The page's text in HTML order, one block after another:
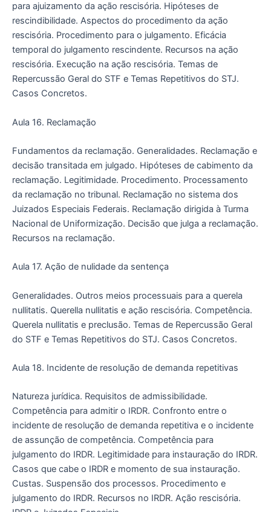
para ajuizamento da ação rescisória. Hipóteses de
rescindibilidade. Aspectos do procedimento da ação
rescisória. Procedimento para o julgamento. Eficácia
temporal do julgamento rescindente. Recursos na ação
rescisória. Execução na ação rescisória. Temas de
Repercussão Geral do STF e Temas Repetitivos do STJ.
Casos Concretos.
Aula 16. Reclamação
Fundamentos da reclamação. Generalidades. Reclamação e
decisão transitada em julgado. Hipóteses de cabimento da
reclamação. Legitimidade. Procedimento. Processamento
da reclamação no tribunal. Reclamação no sistema dos
Juizados Especiais Federais. Reclamação dirigida à Turma
Nacional de Uniformização. Decisão que julga a reclamação.
Recursos na reclamação.
Aula 17. Ação de nulidade da sentença
Generalidades. Outros meios processuais para a querela
nullitatis. Querella nullitatis e ação rescisória. Competência.
Querela nullitatis e preclusão. Temas de Repercussão Geral
do STF e Temas Repetitivos do STJ. Casos Concretos.
Aula 18. Incidente de resolução de demanda repetitivas
Natureza jurídica. Requisitos de admissibilidade.
Competência para admitir o IRDR. Confronto entre o
incidente de resolução de demanda repetitiva e o incidente
de assunção de competência. Competência para
julgamento do IRDR. Legitimidade para instauração do IRDR.
Casos que cabe o IRDR e momento de sua instauração.
Custas. Suspensão dos processos. Procedimento e
julgamento do IRDR. Recursos no IRDR. Ação rescisória.